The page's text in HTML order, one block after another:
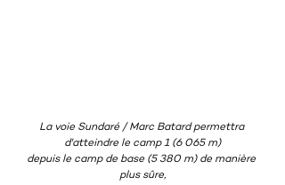
La voie Sundaré / Marc Batard permettra
d'atteindre le camp 1 (6 065 m)
depuis le camp de base (5 380 m) de manière
plus sûre,